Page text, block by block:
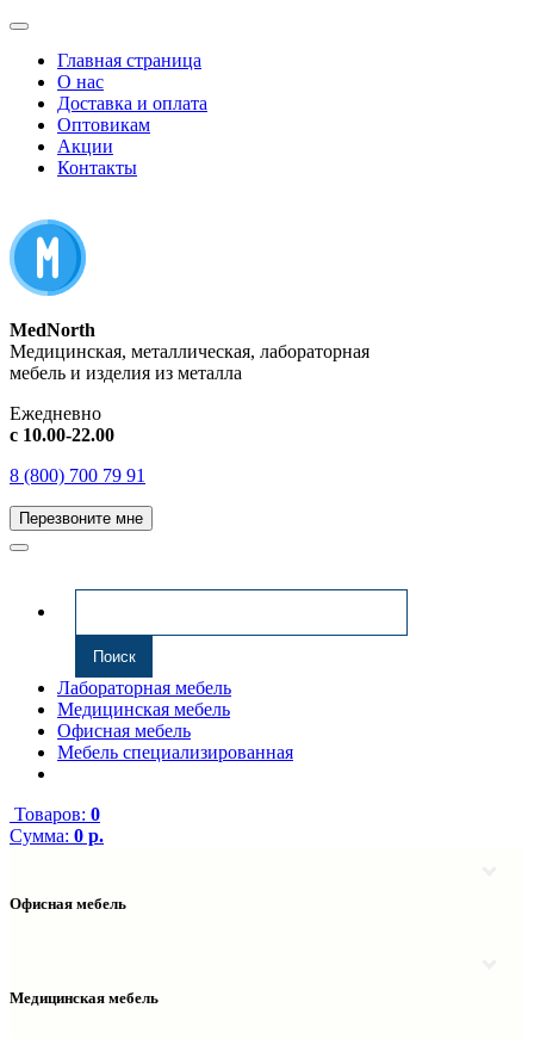
Главная страница
О нас
Доставка и оплата
Оптовикам
Акции
Контакты
MedNorth
Медицинская, металлическая, лабораторная
мебель и изделия из металла
Ежедневно
с 10.00-22.00
8 (800) 700 79 91
Перезвоните мне
Лабораторная мебель
Медицинская мебель
Офисная мебель
Мебель специализированная
Товаров: 0
Сумма: 0 р.
Офисная мебель
Надстройки
Медицинская мебель